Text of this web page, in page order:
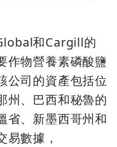
和Cargill的
作物營養素磷酸鹽
公司的資產包括位
州、巴西和秘魯的
省、新墨西哥州和
易數據，